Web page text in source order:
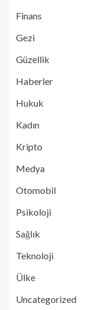
Finans
Gezi
Güzellik
Haberler
Hukuk
Kadın
Kripto
Medya
Otomobil
Psikoloji
Sağlık
Teknoloji
Ülke
Uncategorized